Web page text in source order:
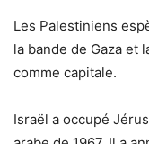
Les Palestiniens
la bande de Gaza et
comme capitale.
Israël a occupé